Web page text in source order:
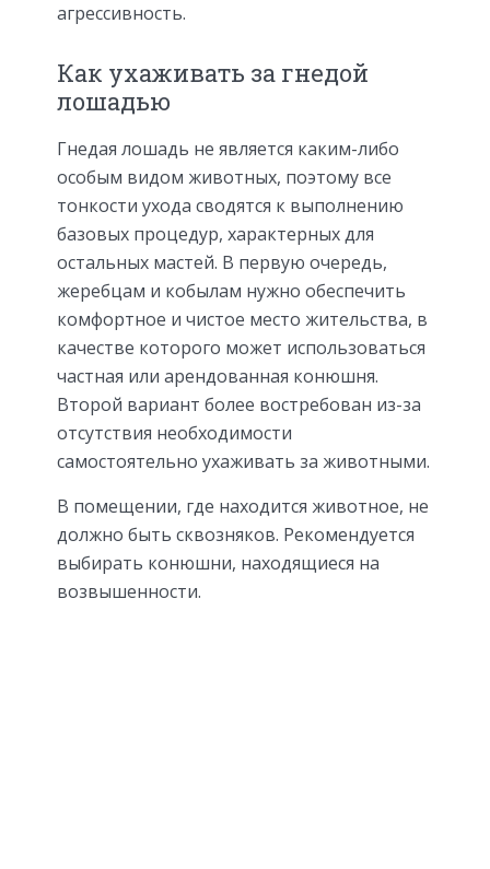
агрессивность.
Как ухаживать за гнедой
лошадью
Гнедая лошадь не является каким-либо
особым видом животных, поэтому все
тонкости ухода сводятся к выполнению
базовых процедур, характерных для
остальных мастей. В первую очередь,
жеребцам и кобылам нужно обеспечить
комфортное и чистое место жительства, в
качестве которого может использоваться
частная или арендованная конюшня.
Второй вариант более востребован из-за
отсутствия необходимости
самостоятельно ухаживать за животными.
В помещении, где находится животное, не
должно быть сквозняков. Рекомендуется
выбирать конюшни, находящиеся на
возвышенности.